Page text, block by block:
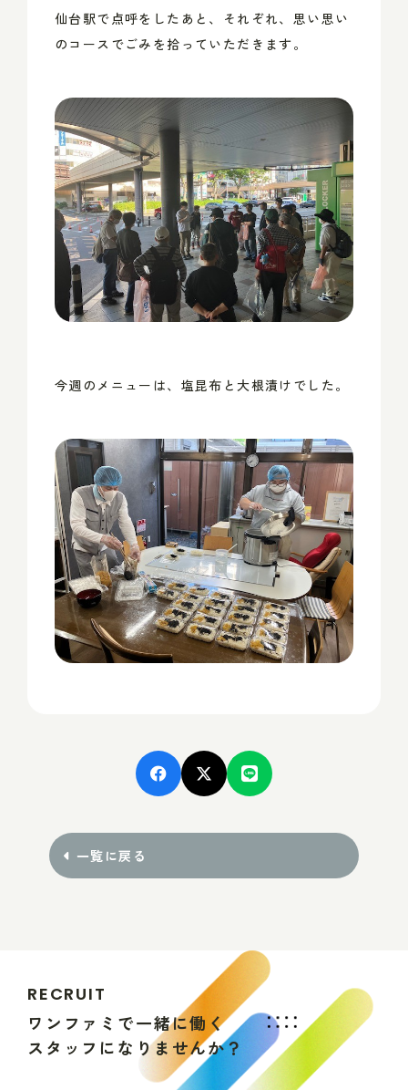
仙台駅で点呼をしたあと、それぞれ、思い思い
のコースでごみを拾っていただきます。
今週のメニューは、塩昆布と大根漬けでした。
一覧に戻る
RECRUIT
ワ ン フ ァ ミ で一緒に働 く
ス タ ッ フ にな りま せんか？